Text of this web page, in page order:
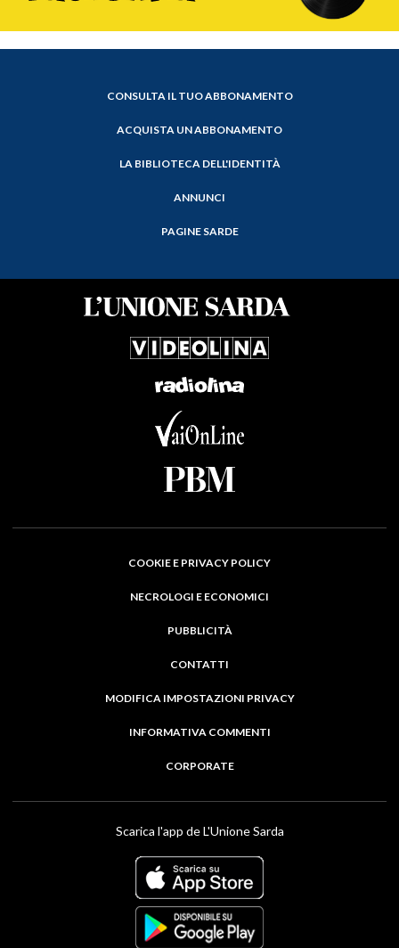
CONSULTA IL TUO ABBONAMENTO
ACQUISTA UN ABBONAMENTO
LA BIBLIOTECA DELL'IDENTITÀ
ANNUNCI
PAGINE SARDE
COOKIE E PRIVACY POLICY
NECROLOGI E ECONOMICI
PUBBLICITÀ
CONTATTI
MODIFICA IMPOSTAZIONI PRIVACY
INFORMATIVA COMMENTI
CORPORATE
Scarica l'app de L'Unione Sarda